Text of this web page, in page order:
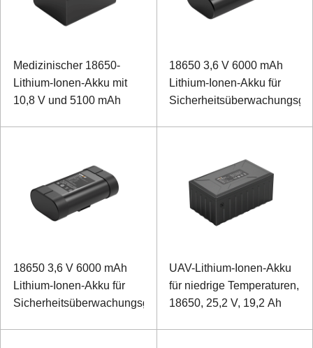
Medizinischer 18650-
Lithium-Ionen-Akku mit
10,8 V und 5100 mAh
18650 3,6 V 6000 mAh
Lithium-Ionen-Akku für
18650 3,6 V 6000 mAh
Lithium-Ionen-Akku für
Sicherheitsüberwachungsgeräte
UAV-Lithium-Ionen-Akku
für niedrige Temperaturen,
18650, 25,2 V, 19,2 Ah